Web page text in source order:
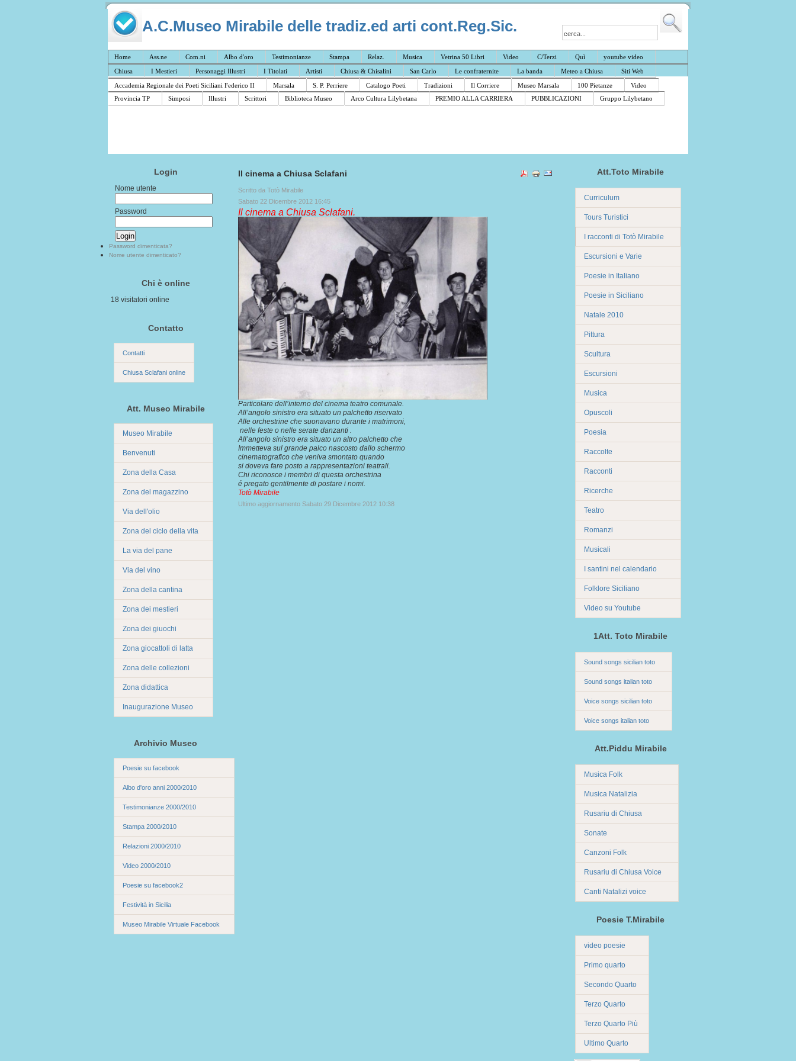
A.C.Museo Mirabile delle tradiz.ed arti cont.Reg.Sic.
Home Ass.ne Com.ni Albo d'oro Testimonianze Stampa Relaz. Musica Vetrina 50 Libri Video C/Terzi Quì
youtube video
Chiusa
I Mestieri Personaggi Illustri I Titolati Artisti Chiusa & Chisalini San Carlo Le confraternite La banda Meteo a Chiusa
Siti Web
Accademia Regionale dei Poeti Siciliani Federico II
Marsala S. P. Perriere Catalogo Poeti Tradizioni Il Corriere Museo Marsala 100 Pietanze
Video
Provincia TP
Simposi Illustri Scrittori Biblioteca Museo Arco Cultura Lilybetana PREMIO ALLA CARRIERA PUBBLICAZIONI Gruppo Lilybetano
Login
Nome utente
Password
Password dimenticata?
Nome utente dimenticato?
Chi è online
18 visitatori online
Contatto
Contatti
Chiusa Sclafani online
Att. Museo Mirabile
Museo Mirabile
Benvenuti
Zona della Casa
Zona del magazzino
Via dell'olio
Zona del ciclo della vita
La via del pane
Via del vino
Zona della cantina
Zona dei mestieri
Zona dei giuochi
Zona giocattoli di latta
Zona delle collezioni
Zona didattica
Inaugurazione Museo
Archivio Museo
Poesie su facebook
Albo d'oro anni 2000/2010
Testimonianze 2000/2010
Stampa 2000/2010
Relazioni 2000/2010
Video 2000/2010
Poesie su facebook2
Festività in Sicilia
Museo Mirabile Virtuale Facebook
Il cinema a Chiusa Sclafani
Scritto da Totò Mirabile
Sabato 22 Dicembre 2012 16:45
Il cinema a Chiusa Sclafani.
Particolare dell’interno del cinema teatro comunale.
All’angolo sinistro era situato un palchetto riservato
Alle orchestrine che suonavano durante i matrimoni,
nelle feste o nelle serate danzanti .
All’angolo sinistro era situato un altro palchetto che
Immetteva sul grande palco nascosto dallo schermo
cinematografico che veniva smontato quando
si doveva fare posto a rappresentazioni teatrali.
Chi riconosce i membri di questa orchestrina
é pregato gentilmente di postare i nomi.
Totò Mirabile
Ultimo aggiornamento Sabato 29 Dicembre 2012 10:38
Att.Toto Mirabile
Curriculum
Tours Turistici
I racconti di Totò Mirabile
Escursioni e Varie
Poesie in Italiano
Poesie in Siciliano
Natale 2010
Pittura
Scultura
Escursioni
Musica
Opuscoli
Poesia
Raccolte
Racconti
Ricerche
Teatro
Romanzi
Musicali
I santini nel calendario
Folklore Siciliano
Video su Youtube
1Att. Toto Mirabile
Sound songs sicilian toto
Sound songs italian toto
Voice songs sicilian toto
Voice songs italian toto
Att.Piddu Mirabile
Musica Folk
Musica Natalizia
Rusariu di Chiusa
Sonate
Canzoni Folk
Rusariu di Chiusa Voice
Canti Natalizi voice
Poesie T.Mirabile
video poesie
Primo quarto
Secondo Quarto
Terzo Quarto
Terzo Quarto Più
Ultimo Quarto